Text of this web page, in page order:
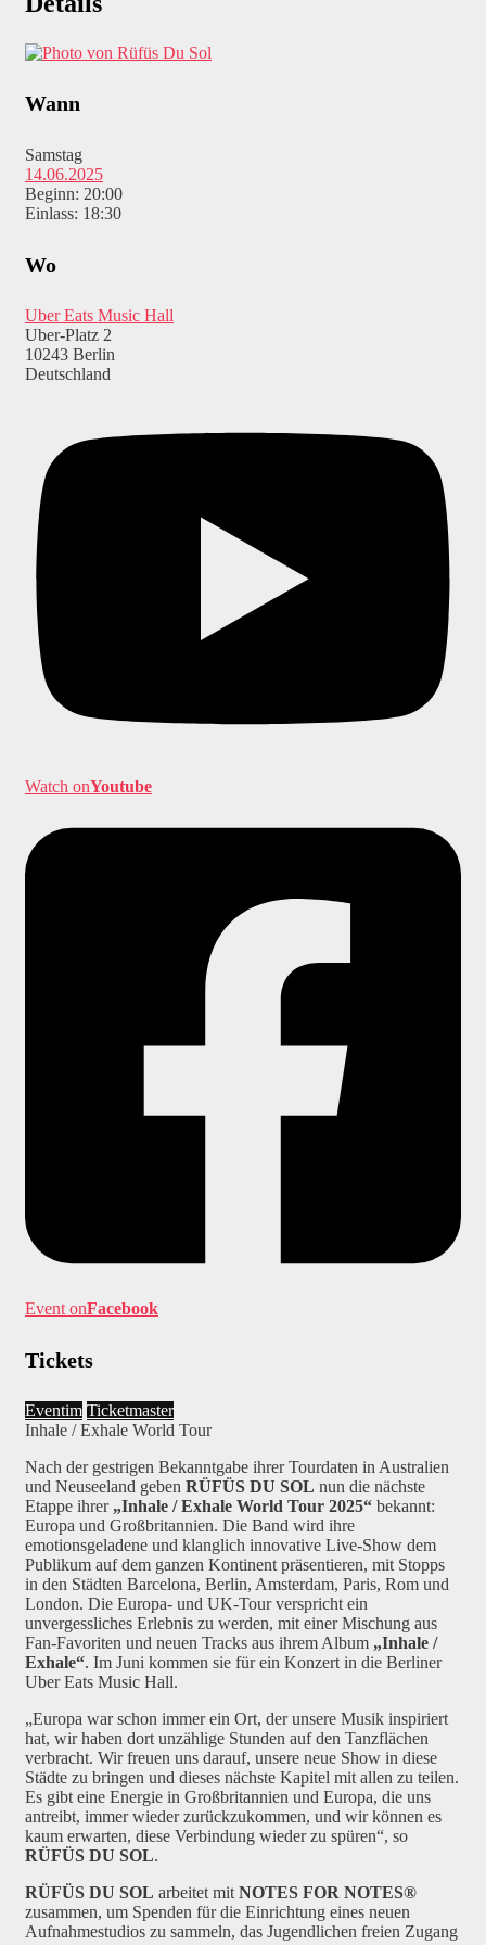
Wann
Samstag
14.06.2025
Beginn: 20:00
Einlass: 18:30
Wo
Uber Eats Music Hall
Uber-Platz 2
10243 Berlin
Deutschland
Watch onYoutube
Event onFacebook
Tickets
Eventim Ticketmaster
Inhale / Exhale World Tour
Nach der gestrigen Bekanntgabe ihrer Tourdaten in Australien
und Neuseeland geben RÜFÜS DU SOL nun die nächste
Etappe ihrer „Inhale / Exhale World Tour 2025“ bekannt:
Europa und Großbritannien. Die Band wird ihre
emotionsgeladene und klanglich innovative Live-Show dem
Publikum auf dem ganzen Kontinent präsentieren, mit Stopps
in den Städten Barcelona, Berlin, Amsterdam, Paris, Rom und
London. Die Europa- und UK-Tour verspricht ein
unvergessliches Erlebnis zu werden, mit einer Mischung aus
Fan-Favoriten und neuen Tracks aus ihrem Album „Inhale /
Exhale“. Im Juni kommen sie für ein Konzert in die Berliner
Uber Eats Music Hall.
„Europa war schon immer ein Ort, der unsere Musik inspiriert
hat, wir haben dort unzählige Stunden auf den Tanzflächen
verbracht. Wir freuen uns darauf, unsere neue Show in diese
Städte zu bringen und dieses nächste Kapitel mit allen zu teilen.
Es gibt eine Energie in Großbritannien und Europa, die uns
antreibt, immer wieder zurückzukommen, und wir können es
kaum erwarten, diese Verbindung wieder zu spüren“, so
RÜFÜS DU SOL.
RÜFÜS DU SOL arbeitet mit NOTES FOR NOTES®
zusammen, um Spenden für die Einrichtung eines neuen
Aufnahmestudios zu sammeln, das Jugendlichen freien Zugang